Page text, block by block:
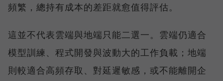
頻繁，總持有成本的差距就愈值得評估。
這並不代表雲端與地端只能二選一。雲端仍適合
模型訓練、程式開發與波動大的工作負載；地端
則較適合高頻存取、對延遲敏感，或不能離開企